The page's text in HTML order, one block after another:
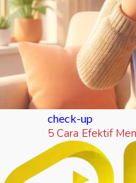
check-up
5 Cara Efektif